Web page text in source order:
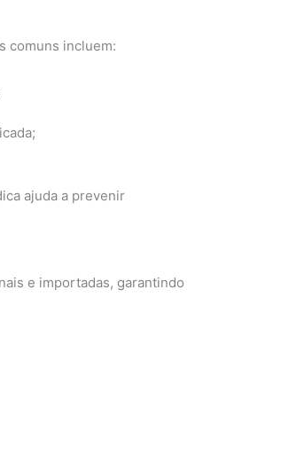
comuns incluem:
ajuda a prevenir
e importadas, garantindo